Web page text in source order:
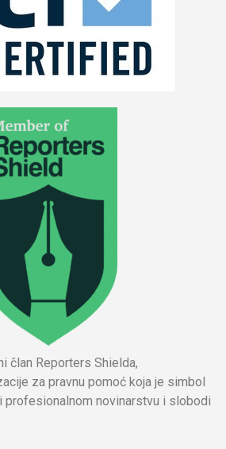
član Reporters Shielda,
za pravnu pomoć koja je simbol
novinarstvu i slobodi